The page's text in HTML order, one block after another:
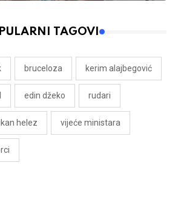
TAGOVI
bruceloza kerim alajbegović
edin džeko rudari
helez vijeće ministara